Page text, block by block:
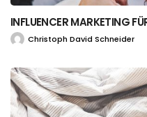
INFLUENCER MARKETING
Christoph David Schneider